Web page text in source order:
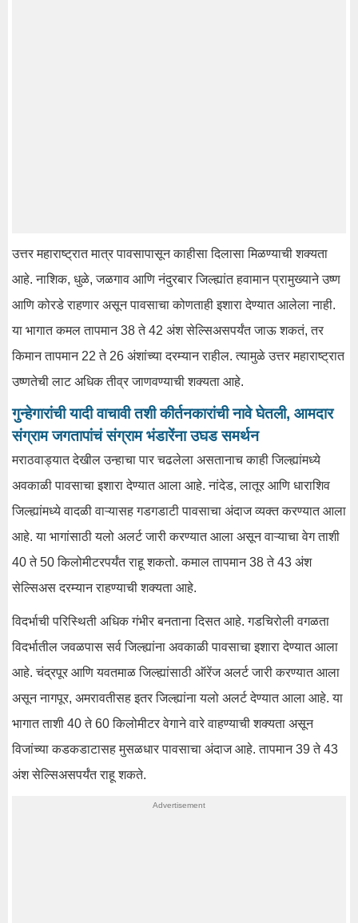
उत्तर महाराष्ट्रात मात्र पावसापासून काहीसा दिलासा मिळण्याची शक्यता
आहे. नाशिक, धुळे, जळगाव आणि नंदुरबार जिल्ह्यांत हवामान प्रामुख्याने उष्ण
आणि कोरडे राहणार असून पावसाचा कोणताही इशारा देण्यात आलेला नाही.
या भागात कमल तापमान 38 ते 42 अंश सेल्सिअसपर्यंत जाऊ शकतं, तर
किमान तापमान 22 ते 26 अंशांच्या दरम्यान राहील. त्यामुळे उत्तर महाराष्ट्रात
उष्णतेची लाट अधिक तीव्र जाणवण्याची शक्यता आहे.
गुन्हेगारांची यादी वाचावी तशी कीर्तनकारांची नावे घेतली, आमदार
संग्राम जगतापांचं संग्राम भंडारेंना उघड समर्थन
मराठवाड्यात देखील उन्हाचा पार चढलेला असतानाच काही जिल्ह्यांमध्ये
अवकाळी पावसाचा इशारा देण्यात आला आहे. नांदेड, लातूर आणि धाराशिव
जिल्ह्यांमध्ये वादळी वाऱ्यासह गडगडाटी पावसाचा अंदाज व्यक्त करण्यात आला
आहे. या भागांसाठी यलो अलर्ट जारी करण्यात आला असून वाऱ्याचा वेग ताशी
40 ते 50 किलोमीटरपर्यंत राहू शकतो. कमाल तापमान 38 ते 43 अंश
सेल्सिअस दरम्यान राहण्याची शक्यता आहे.
विदर्भाची परिस्थिती अधिक गंभीर बनताना दिसत आहे. गडचिरोली वगळता
विदर्भातील जवळपास सर्व जिल्ह्यांना अवकाळी पावसाचा इशारा देण्यात आला
आहे. चंद्रपूर आणि यवतमाळ जिल्ह्यांसाठी ऑरेंज अलर्ट जारी करण्यात आला
असून नागपूर, अमरावतीसह इतर जिल्ह्यांना यलो अलर्ट देण्यात आला आहे. या
भागात ताशी 40 ते 60 किलोमीटर वेगाने वारे वाहण्याची शक्यता असून
विजांच्या कडकडाटासह मुसळधार पावसाचा अंदाज आहे. तापमान 39 ते 43
अंश सेल्सिअसपर्यंत राहू शकते.